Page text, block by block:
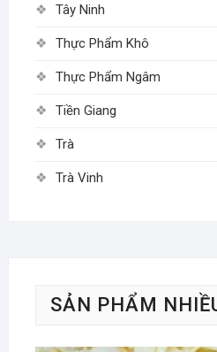
Tây Ninh
Thực Phẩm Khô
Thực Phẩm Ngâm
Tiền Giang
Trà
Trà Vinh
SẢN PHẨM